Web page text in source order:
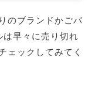
のブランドかごバ
は早々に売り切れ
ェックしてみてく